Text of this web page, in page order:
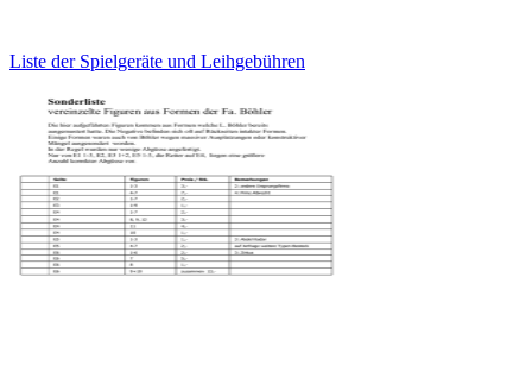
Liste der Spielgeräte und Leihgebühren